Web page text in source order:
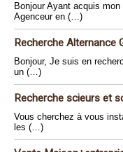
Bonjour Ayant acquis
Agenceur en (…)
Recherche Alternance
Bonjour, Je suis en
un (…)
Recherche scieurs et
Vous cherchez à vous
les (…)